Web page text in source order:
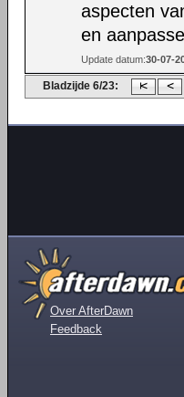
aspecten
en
Update datum:30-07-
Bladzijde 6/23:
Over AfterDawn
Feedback